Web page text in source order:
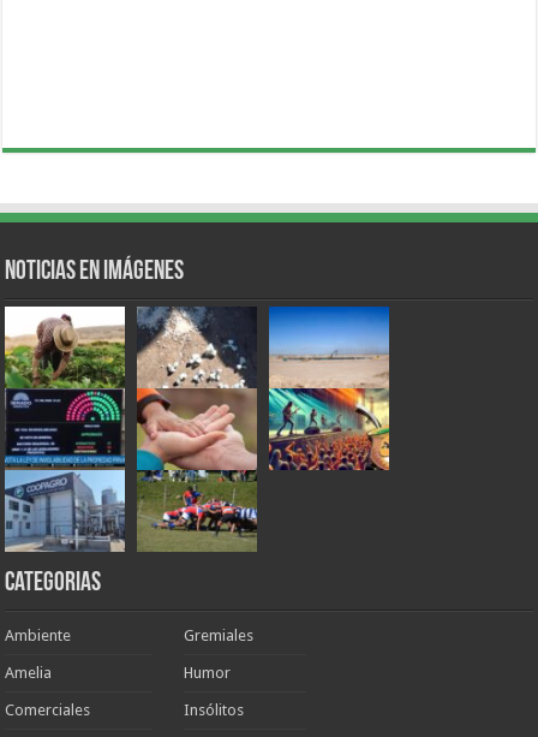
Noticias en Imágenes
Categorias
Ambiente
Amelia
Comerciales
Gremiales
Humor
Insólitos